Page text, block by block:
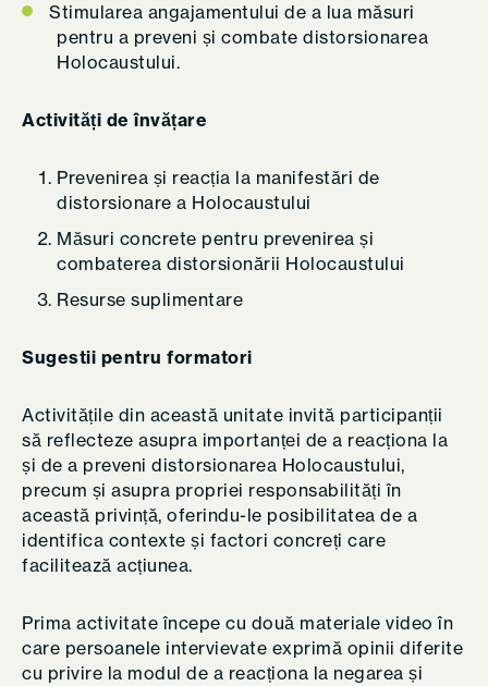
Stimularea angajamentului de a lua măsuri
pentru a preveni și combate distorsionarea
Holocaustului.
Activități de învățare
Prevenirea și reacția la manifestări de
distorsionare a Holocaustului
Măsuri concrete pentru prevenirea și
combaterea distorsionării Holocaustului
Resurse suplimentare
Sugestii pentru formatori
Activitățile din această unitate invită participanții
să reflecteze asupra importanței de a reacționa la
și de a preveni distorsionarea Holocaustului,
precum și asupra propriei responsabilități în
această privință, oferindu-le posibilitatea de a
identifica contexte și factori concreți care
facilitează acțiunea.
Prima activitate începe cu două materiale video în
care persoanele intervievate exprimă opinii diferite
cu privire la modul de a reacționa la negarea și